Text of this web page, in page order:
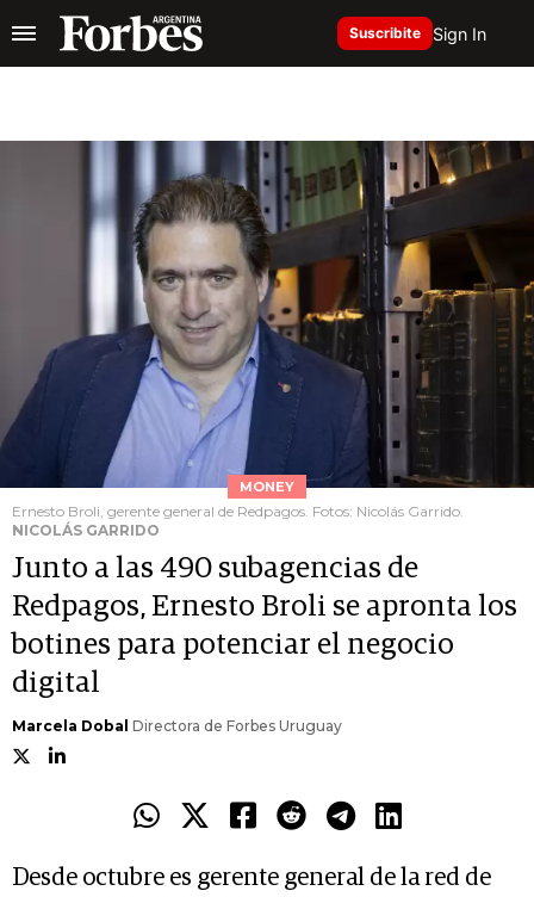
Suscribite Sign In
MONEY
Ernesto Broli, gerente general de Redpagos. Fotos: Nicolás Garrido.
NICOLÁS GARRIDO
Junto a las 490 subagencias de
Redpagos, Ernesto Broli se apronta los
botines para potenciar el negocio
digital
Marcela Dobal Directora de Forbes Uruguay
Desde octubre es gerente general de la red de